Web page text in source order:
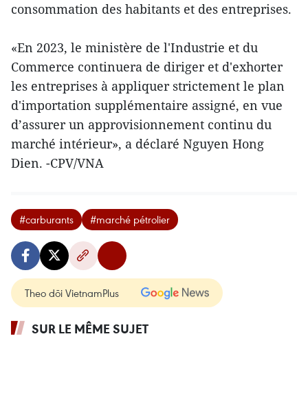
consommation des habitants et des entreprises.
«En 2023, le ministère de l'Industrie et du
Commerce continuera de diriger et d'exhorter
les entreprises à appliquer strictement le plan
d'importation supplémentaire assigné, en vue
d’assurer un approvisionnement continu du
marché intérieur», a déclaré Nguyen Hong
Dien. -CPV/VNA
#carburants #marché pétrolier
Theo dõi VietnamPlus
SUR LE MÊME SUJET